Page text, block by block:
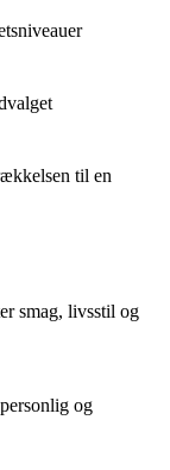
til en
smag, livsstil og
og